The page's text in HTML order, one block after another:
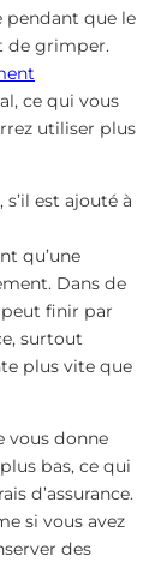
pendant que le
de grimper.
ce qui vous
utiliser plus
est ajouté à
qu’une
Dans de
finir par
surtout
plus vite que
vous donne
bas, ce qui
d’assurance.
si vous avez
des